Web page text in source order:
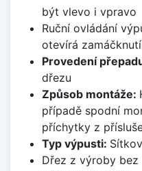
být vlevo i vpravo
Ruční ovládání
otevírá
Provedení
dřezu
Způsob montáže:
případě spodní
příchytky z
Typ výpusti:
Dřez z výroby